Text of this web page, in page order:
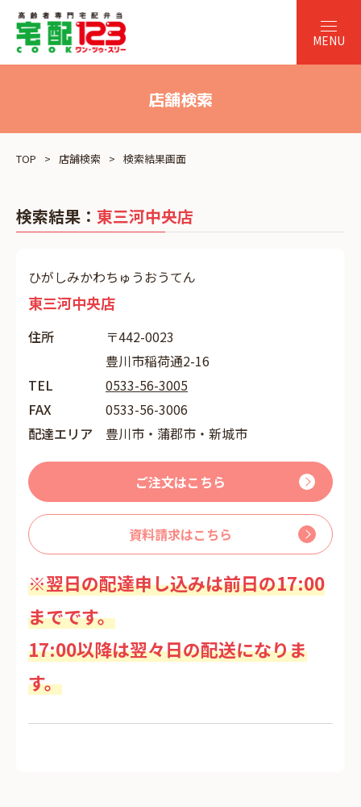
店舗検索
TOP 店舗検索 検索結果画面
検索結果： 東三河中央店
ひがしみかわちゅうおうてん
東三河中央店
住所
〒442-0023
豊川市稲荷通2-16
TEL
0533-56-3005
FAX
0533-56-3006
配達エリア
豊川市・蒲郡市・新城市
ご注文はこちら
資料請求はこちら
※翌日の配達申し込みは前日の17:00
までです。
17:00以降は翌々日の配送になりま
す。